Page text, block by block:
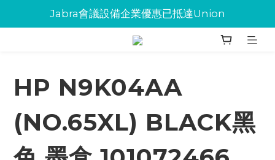
Jabra會議設備企業優惠已抵達Union
Jabra會議設備企業優惠已抵達Union
環保碳粉歡迎大量下單
HP N9K04AA
(NO.65XL) BLACK黑